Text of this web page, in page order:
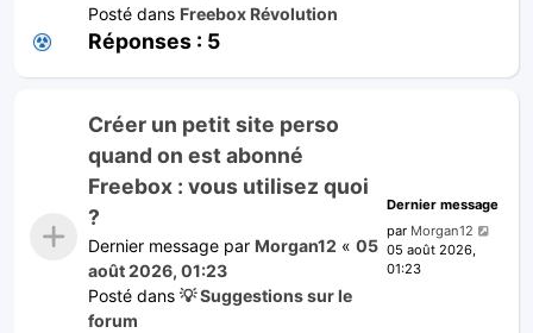
Posté dans Freebox Révolution
Réponses : 5
Créer un petit site perso
quand on est abonné
Freebox : vous utilisez quoi
?
Dernier message par Morgan12 « 05
août 2026, 01:23
Posté dans 💡 Suggestions sur le
forum
Dernier message
par Morgan12
05 août 2026,
01:23